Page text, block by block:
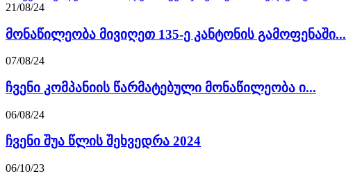
21/08/24
მონაწილეობა მივიღეთ 135-ე კანტონის გამოფენაში...
07/08/24
ჩვენი კომპანიის წარმატებული მონაწილეობა ი...
06/08/24
ჩვენი შუა წლის შეხვედრა 2024
06/10/23